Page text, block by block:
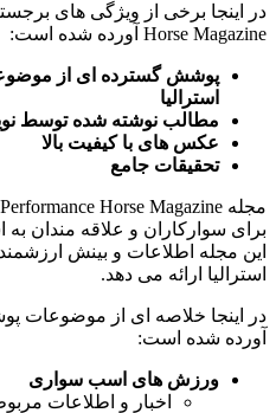
Horse Magazine آورده شده است:
پوشش گسترده ای از
استرالیا
مطالب نوشته شده توسط
عکس های با کیفیت بالا
تحقیقات جامع
برای سوارکاران و علاقه مندان
این مجله اطلاعات و بینش
استرالیا ارائه می دهد.
در اینجا خلاصه ای از موضوعات
آورده شده است:
ورزش های اسب سواری
اخبار و اطلاعات